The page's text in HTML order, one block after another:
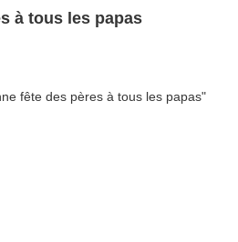
à tous les papas